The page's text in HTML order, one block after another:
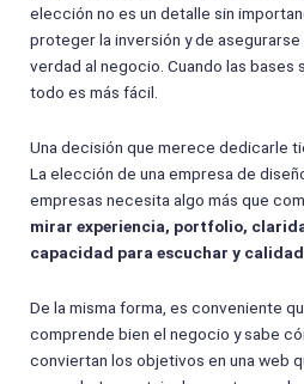
elección no es un detalle sin
proteger la inversión y de asegurarse
verdad al negocio. Cuando las bases
todo es más fácil.
Una decisión que merece dedicarle
La elección de una empresa de
empresas necesita algo más que
mirar experiencia, portfolio,
capacidad para escuchar y
De la misma forma, es conveniente
comprende bien el negocio y sabe
conviertan los objetivos en una web